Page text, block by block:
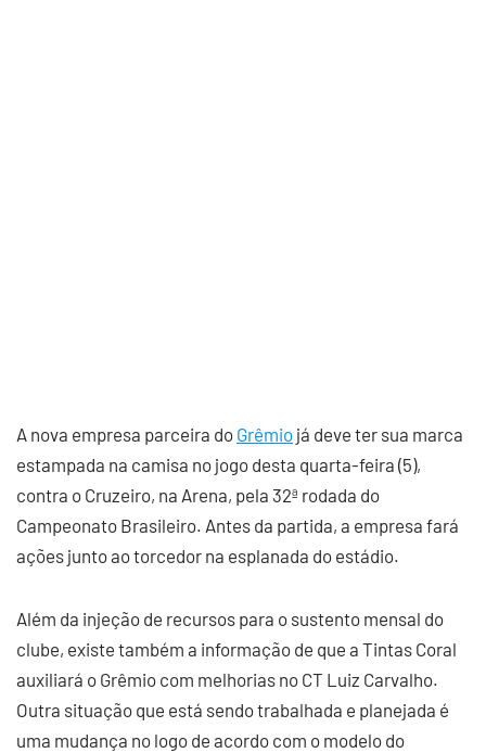
A nova empresa parceira do Grêmio já deve ter sua marca
estampada na camisa no jogo desta quarta-feira (5),
contra o Cruzeiro, na Arena, pela 32ª rodada do
Campeonato Brasileiro. Antes da partida, a empresa fará
ações junto ao torcedor na esplanada do estádio.
Além da injeção de recursos para o sustento mensal do
clube, existe também a informação de que a Tintas Coral
auxiliará o Grêmio com melhorias no CT Luiz Carvalho.
Outra situação que está sendo trabalhada e planejada é
uma mudança no logo de acordo com o modelo do